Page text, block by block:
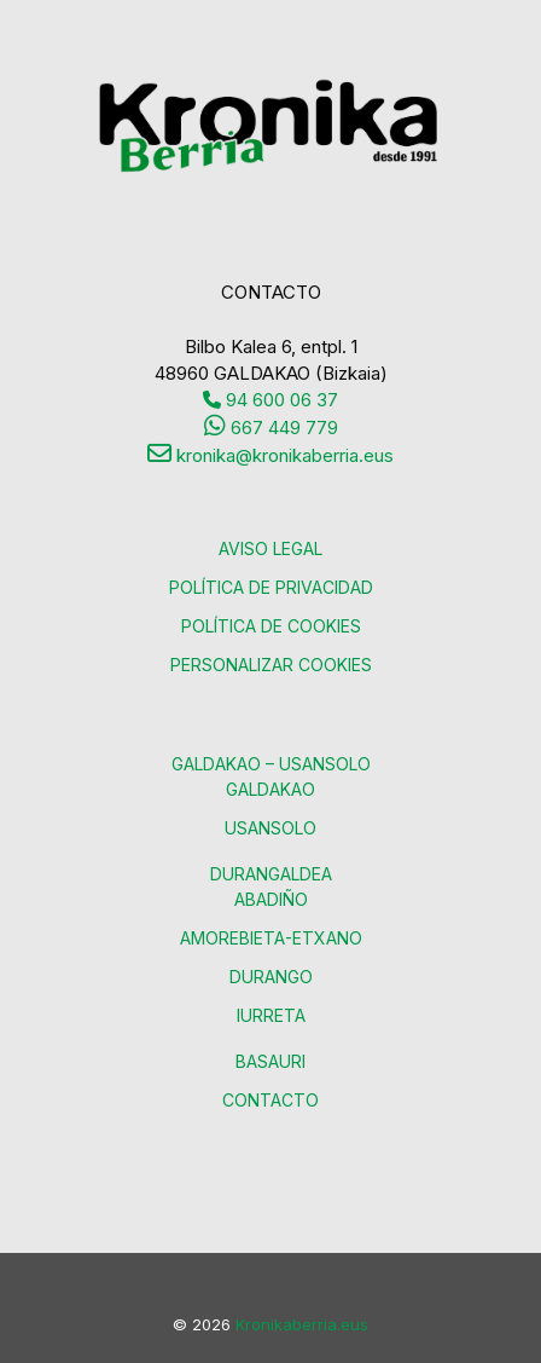
CONTACTO
Bilbo Kalea 6, entpl. 1
48960 GALDAKAO (Bizkaia)
94 600 06 37
667 449 779
kronika@kronikaberria.eus
AVISO LEGAL
POLÍTICA DE PRIVACIDAD
POLÍTICA DE COOKIES
PERSONALIZAR COOKIES
GALDAKAO – USANSOLO
GALDAKAO
USANSOLO
DURANGALDEA
ABADIÑO
AMOREBIETA-ETXANO
DURANGO
IURRETA
BASAURI
CONTACTO
© 2026 Kronikaberria.eus